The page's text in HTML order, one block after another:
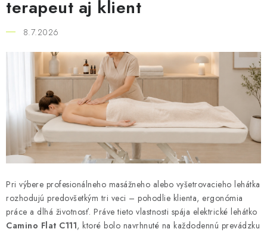
KADERNÍCTVO
MANIKÚRA
TETOVANIE
FITNESS A REHABILITÁCIA
ZDRAVOTNÍCKE POTREBY
AKCIA
VÝPREDAJ
terapeut aj klient
8.7.2026
Pri výbere profesionálneho masážneho alebo vyšetrovacieho lehátka
rozhodujú predovšetkým tri veci – pohodlie klienta, ergonómia
práce a dlhá životnosť. Práve tieto vlastnosti spája elektrické lehátko
Camino Flat C111, ktoré bolo navrhnuté na každodennú prevádzku